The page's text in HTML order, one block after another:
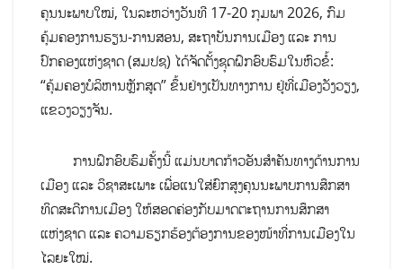
ຄຸນນະພາບໃໝ່, ໃນລະຫວ່າງວັນທີ 17-20 ກຸມພາ 2026, ກົມ
ຄຸ້ມຄອງການຮຽນ-ການສອນ, ສະຖາບັນການເມືອງ ແລະ ການ
ປົກຄອງແຫ່ງຊາດ (ສມປຊ) ໄດ້ຈັດຕັ້ງຊຸດຝຶກອົບຮົມໃນຫົວຂໍ້:
“ຄຸ້ມຄອງບໍລິຫານຫຼັກສູດ” ຂຶ້ນຢ່າງເປັນທາງການ ຢູ່ທີ່ເມືອງວັງວຽງ,
ແຂວງວຽງຈັນ.
ການຝຶກອົບຮົມຄັ້ງນີ້ ແມ່ນບາດກ້າວອັນສຳຄັນທາງດ້ານການ
ເມືອງ ແລະ ວິຊາສະເພາະ ເພື່ອແນໃສ່ຍົກສູງຄຸນນະພາບການສຶກສາ
ທິດສະດີການເມືອງ ໃຫ້ສອດຄ່ອງກັບມາດຕະຖານການສຶກສາ
ແຫ່ງຊາດ ແລະ ຄວາມຮຽກຮ້ອງຕ້ອງການຂອງໜ້າທີ່ການເມືອງໃນ
ໄລຍະໃໝ່.